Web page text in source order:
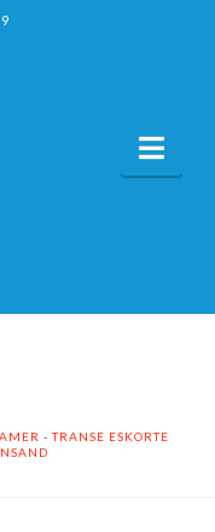
- TRANSE ESKORTE